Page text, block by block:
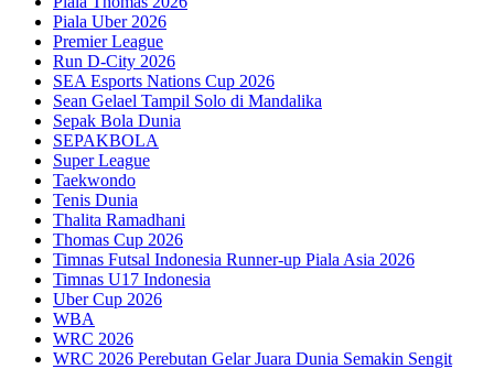
Piala Uber 2026
Premier League
Run D-City 2026
SEA Esports Nations Cup 2026
Sean Gelael Tampil Solo di Mandalika
Sepak Bola Dunia
SEPAKBOLA
Super League
Taekwondo
Tenis Dunia
Thalita Ramadhani
Thomas Cup 2026
Timnas Futsal Indonesia Runner-up Piala Asia 2026
Timnas U17 Indonesia
Uber Cup 2026
WBA
WRC 2026
WRC 2026 Perebutan Gelar Juara Dunia Semakin Sengit